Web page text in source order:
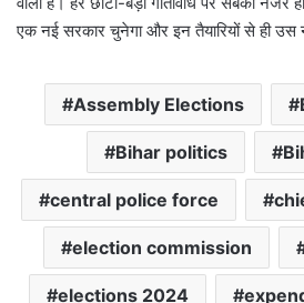
एक नई सरकार चुनेगा और इन तैयारियों से ही उस
Assembly Elections
Bihar politics
central police force
election commission
elections 2024